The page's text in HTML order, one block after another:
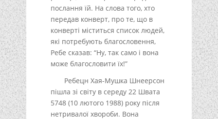
послання їй. На слова того, хто
передав конверт, про те, що в
конверті міститься список людей,
які потребують благословення,
Ребе сказав: “Ну, так само і вона
може благословити їх!”
Ребецн Хая-Мушка Шнеерсон
пішла зі світу в середу 22 Швата
5748 (10 лютого 1988) року після
нетривалої хвороби. Вона